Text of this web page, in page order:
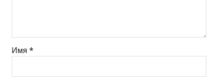
Имя *